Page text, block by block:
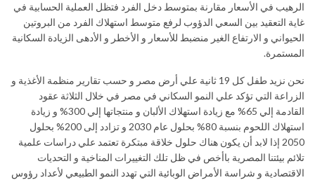
الرهيب في الأسعار مقارنة بمتوسط دخل الفرد فتظل العملية الحسابية في
غاية التعقيد بين السعي الدؤوب لرفع متوسط استهلاك الفرد من البروتين
الحيواني و الارتفاع الغير منضبط للأسعار و الأخطر و الأدهى الزيادة السكانية
المستمرة.
نحن نزيد طفل كل 19 ثانية علي أرض مصر و حسب تقارير منظمة الأغذية و
الزراعة التي تؤكد علي النمو السكاني في مصر في خلال الثلاثة عقود
القادمة إلي 65% مع زيادة استهلاك الألبان و منتجاتها إلي 300% و زيادة
استهلاك اللحوم بنسبة 80% بحلول عام 2030 و تزادد إلى 200% بحلول
2050 إذا لابد أن يكون هناك حلول خلاقة مبتكرة تعتمد علي دراسات علمية
تلائم بيئتنا المصرية باأخص في ظل تلك التغييرات المناخية و التحديات
الاقتصادية و شراسة الأمراض الوبائية التي تهدد النمو الطبيعي لأعداد رؤوس